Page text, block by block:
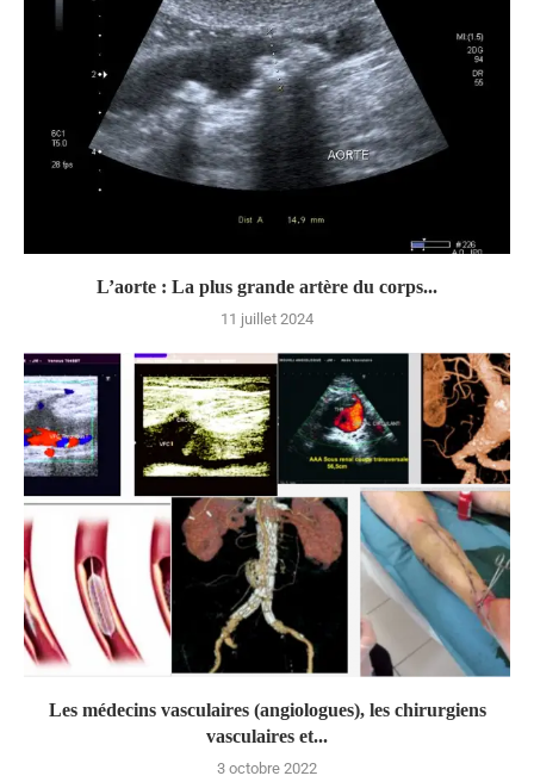
L’aorte : La plus grande artère du corps...
11 juillet 2024
Les médecins vasculaires (angiologues), les chirurgiens
vasculaires et...
3 octobre 2022